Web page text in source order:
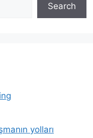
Search
yolları